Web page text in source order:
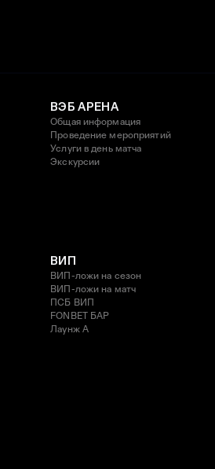
ВЭБ АРЕНА
Общая информация
Проведение мероприятий
Услуги в день матча
Экскурсии
ВИП
ВИП-ложи на сезон
ВИП-ложи на матч
ПСБ ВИП
FONBET БАР
Лаунж A